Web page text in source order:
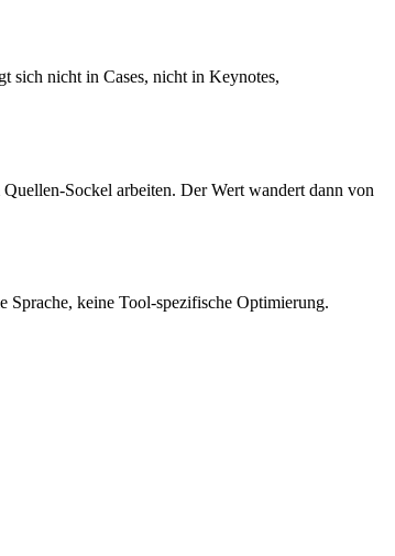
sich nicht in Cases, nicht in Keynotes,
Sockel arbeiten. Der Wert wandert dann von
Sprache, keine Tool-spezifische Optimierung.